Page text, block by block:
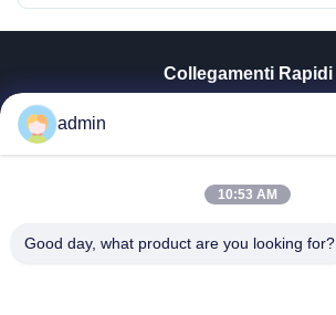
Collegamenti Rapidi
Chi Siamo
Controllo Di Qualità
admin
10:53 AM
Good day, what product are you looking for?